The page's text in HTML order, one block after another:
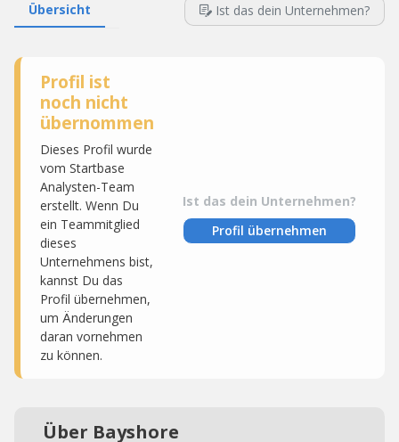
Übersicht Ist das dein Unternehmen?
Profil ist
noch nicht
übernommen
Dieses Profil wurde
vom Startbase
Analysten-Team
erstellt. Wenn Du
ein Teammitglied
dieses
Unternehmens bist,
kannst Du das
Profil übernehmen,
um Änderungen
daran vornehmen
zu können.
Ist das dein Unternehmen?
Profil übernehmen
Über Bayshore